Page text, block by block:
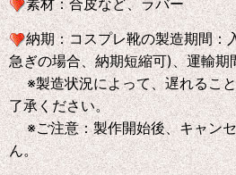
素材：合皮など、ラバー
納期：コスプレ靴の製造期間：
急ぎの場合、納期短縮可)、運輸
※製造状況によって、遅れること
了承ください。
※ご注意：製作開始後、キャンセ
ん。